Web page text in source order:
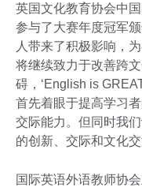
英国文化教育协会中
参与了大赛年度冠军
人带来了积极影响，
将继续致力于改善跨
碍，‘English is
首先着眼于提高学习
交际能力。但同时我
的创新、交际和文化
国际英语外语教师协